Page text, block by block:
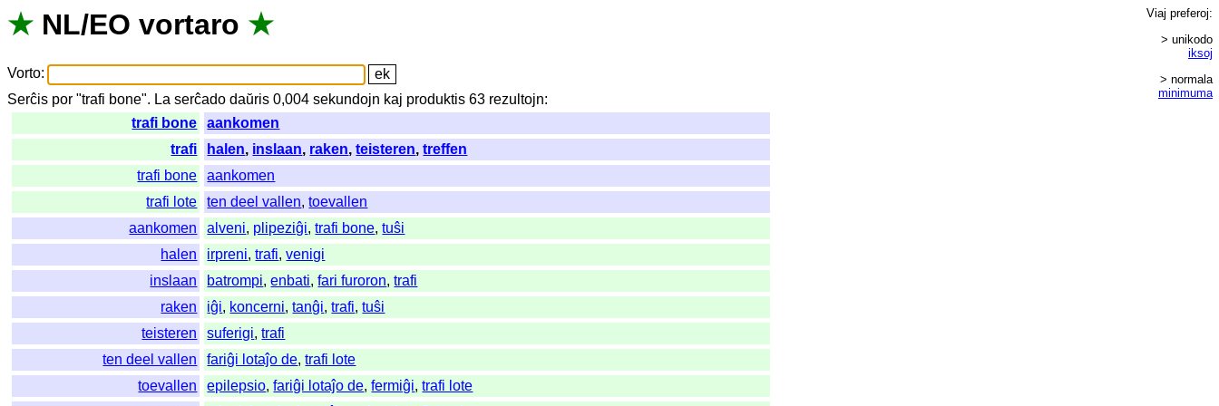
★ NL/EO vortaro ★
Vorto:
Serĉis por "trafi bone". La serĉado daŭris 0,004sekundojn kaj produktis 63 rezultojn:
trafi bone
aankomen
trafi
halen, inslaan, raken,teisteren,treffen
trafi bone
aankomen
trafi lote
ten deel vallen,toevallen
aankomen
alveni, plipeziĝi,trafi bone,tuŝi
halen
irpreni,trafi,venigi
inslaan
batrompi,enbati,fari furoron,trafi
raken
iĝi, koncerni,tanĝi,trafi,tuŝi
teisteren
suferigi,trafi
ten deel vallen
fariĝi lotaĵo de,trafi lote
toevallen
epilepsio,fariĝi lotaĵo de,fermiĝi,trafi lote
Viaj preferoj:
> unikodo
iksoj
> normala
minimuma